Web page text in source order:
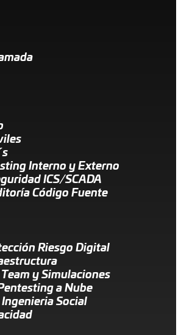
Interno y Externo
ICS/SCADA
Código Fuente
Riesgo Digital
Team y Simulaciones
a Nube
Ingenieria Social